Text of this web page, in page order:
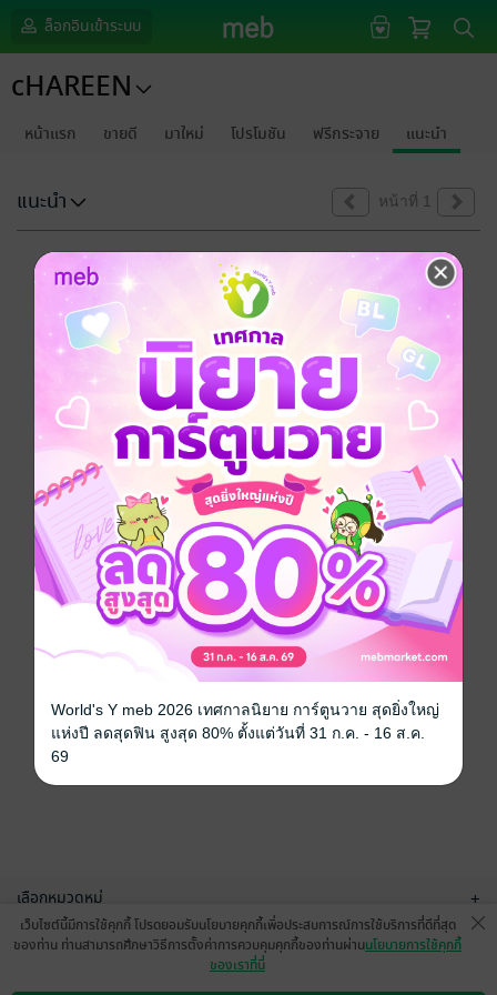
ล็อกอินเข้าระบบ
cHAREEN
หน้าแรก ขายดี มาใหม่ โปรโมชัน ฟรีกระจาย แนะนำ
แนะนำ หน้าที่ 1
ขออภัยด้วยนะคะ
ไม่พบข้อมูลในหัวข้อที่คุณกำลังชมค่ะ
เลือกหมวดหมู่ +
บริการช่วยเหลือ
เว็บไซต์นี้มีการใช้คุกกี้ โปรดยอมรับนโยบายคุกกี้เพื่อประสบการณ์การใช้บริการที่ดีที่สุด
ของท่าน ท่านสามารถศึกษาวิธีการตั้งค่าการควบคุมคุกกี้ของท่านผ่านนโยบายการใช้คุกกี้
ของเราที่นี่
World's Y meb 2026 เทศกาลนิยาย การ์ตูนวาย สุดยิ่งใหญ่
แห่งปี ลดสุดฟิน สูงสุด 80% ตั้งแต่วันที่ 31 ก.ค. - 16 ส.ค.
69